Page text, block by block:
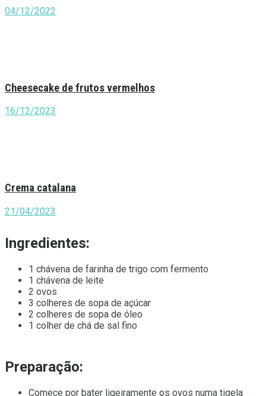
04/12/2022
Cheesecake de frutos vermelhos
16/12/2023
Crema catalana
21/04/2023
Ingredientes:
1 chávena de farinha de trigo com fermento
1 chávena de leite
2 ovos
3 colheres de sopa de açúcar
2 colheres de sopa de óleo
1 colher de chá de sal fino
Preparação:
Comece por bater ligeiramente os ovos numa tigela